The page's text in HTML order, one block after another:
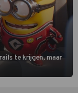
te krijgen, maar